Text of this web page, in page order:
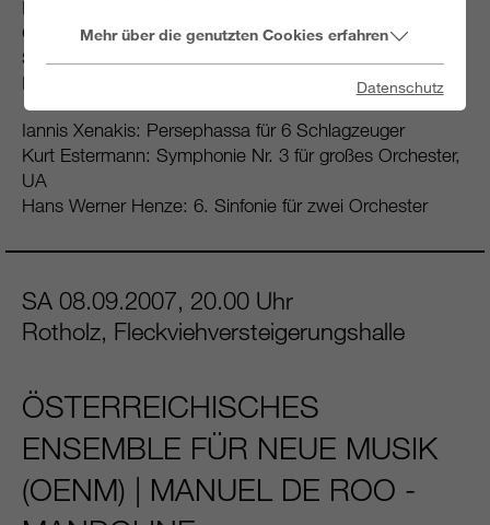
HAYDN ORCHESTER VON BOZEN UND TRIENT |
CONTAKT - SCHLAGZEUGER | THE NEXT STEP -
SCHLAGZEUGER | JOHANNES KALITZKE -
DIRIGENT
Iannis Xenakis: Persephassa für 6 Schlagzeuger
Kurt Estermann: Symphonie Nr. 3 für großes Orchester,
UA
Hans Werner Henze: 6. Sinfonie für zwei Orchester
SA 08.09.2007, 20.00 Uhr
Rotholz, Fleckviehversteigerungshalle
ÖSTERREICHISCHES
ENSEMBLE FÜR NEUE MUSIK
(OENM) | MANUEL DE ROO -
Mehr über die genutzten Cookies erfahren
Datenschutz